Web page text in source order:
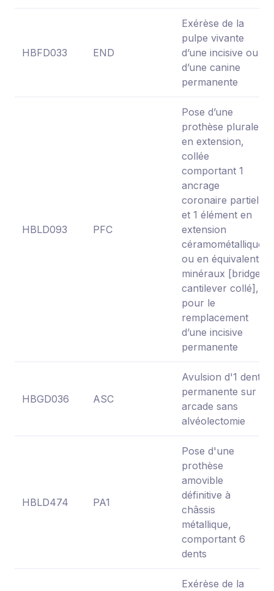
HBFD033 END
Exérèse de la
pulpe vivante
d’une incisive ou
d’une canine
permanente
HBLD093 PFC
Pose d’une
prothèse plurale
en extension,
collée
comportant 1
ancrage
coronaire partiel
et 1 élément en
extension
céramométallique
ou en équivalents
minéraux [bridge
cantilever collé],
pour le
remplacement
d’une incisive
permanente
HBGD036 ASC
Avulsion d'1 dent
permanente sur
arcade sans
alvéolectomie
HBLD474 PA1
Pose d'une
prothèse
amovible
définitive à
châssis
métallique,
comportant 6
dents
Exérèse de la